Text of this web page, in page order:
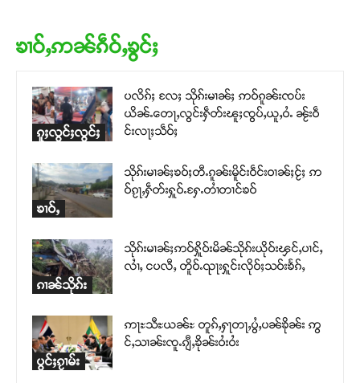
ၶၢဝ်ႇဢၼ်ၵဵဝ်ႇၶွင်ႈ
ၵူႈလွင်ႈလွင်ႈ
ပလိၵ်ႈ လႄႈ သိုၵ်းမၢၼ်ႈ ဢဝ်ၵူၼ်းၸပ်း
ယိၼ်ႉတေႃႇလွင်းႁဵတ်းၽူႈၸွပ်ႇယူႇဝႆႉ ၼႂ်းဝဵ
င်းလႃႈသဵဝ်ႈ
ၶၢဝ်ႇ
သိုၵ်းမၢၼ်ႈၶဝ်ႈတီႉၵူၼ်းမိူင်းဝဵင်းဝၢၼ်ႈငႂ်ႈ ဢ
ဝ်ၵႂႃႇႁဵတ်းႁူဝ်ႉႁႄႉတၢႆတၢင်ၶဝ်
ၵၢၼ်သိုၵ်း
သိုၵ်းမၢၼ်ႈဢဝ်ႁိူဝ်းမိၼ်သိုၵ်းယိုဝ်းၾင်ႇပၢင်ႇ
လၢႆႇ ငပလီႇ တိူဝ်ႉၺႃးႁူင်းလိုဝ်ႈသဝ်းၶႅၵ်ႇ
ပွင်ႈၵႂၢမ်း
ဢႃႊသီႊယၼ်ႊ တူၵ်ႇႁႃတႃႇပွႆႇပၼ်ၶိုၼ်း ဢွ
င်ႇသၢၼ်းၸူႉၵျီႇၶိုၼ်းဝႆးဝႆး